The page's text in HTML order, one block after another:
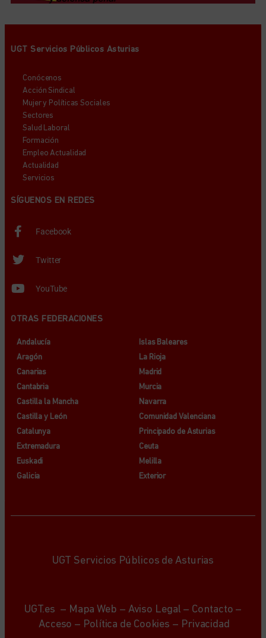
UGT Servicios Públicos Asturias
Conócenos
Acción Sindical
Mujer y Políticas Sociales
Sectores
Salud Laboral
Formación
Empleo Actualidad
Actualidad
Servicios
SÍGUENOS EN REDES
Facebook
Twitter
YouTube
OTRAS FEDERACIONES
Andalucía
Aragón
Canarias
Cantabria
Castilla la Mancha
Castilla y León
Catalunya
Extremadura
Euskadi
Galicia
Islas Baleares
La Rioja
Madrid
Murcia
Navarra
Comunidad Valenciana
Principado de Asturias
Ceuta
Melilla
Exterior
UGT Servicios Públicos de Asturias
UGT.es – Mapa Web – Aviso Legal – Contacto –
Acceso – Política de Cookies – Privacidad